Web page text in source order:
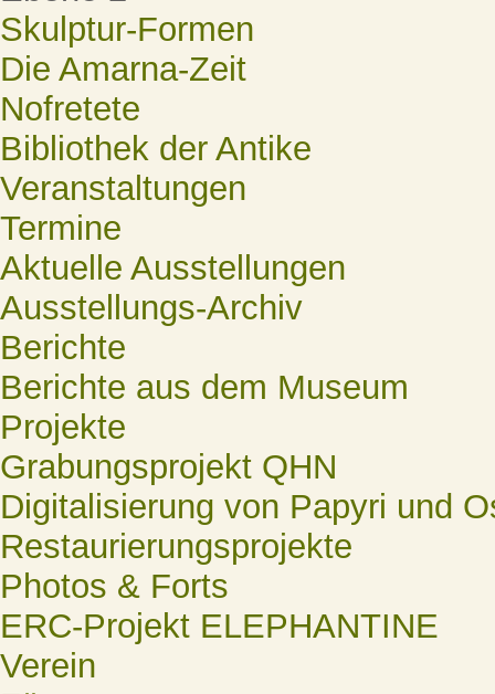
Skulptur-Formen
Die Amarna-Zeit
Nofretete
Bibliothek der Antike
Veranstaltungen
Termine
Aktuelle Ausstellungen
Ausstellungs-Archiv
Berichte
Berichte aus dem Museum
Projekte
Grabungsprojekt QHN
Digitalisierung von Papyri und
Restaurierungsprojekte
Photos & Forts
ERC-Projekt ELEPHANTINE
Verein